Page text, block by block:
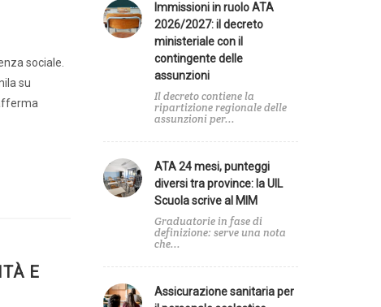
sociale.
su
E
Immissioni in ruolo ATA
2026/2027: il decreto
ministeriale con il
contingente delle
assunzioni
Il decreto contiene la
ripartizione regionale delle
assunzioni per...
ATA 24 mesi, punteggi
diversi tra province: la UIL
Scuola scrive al MIM
Graduatorie in fase di
definizione: serve una nota
che...
Assicurazione sanitaria per